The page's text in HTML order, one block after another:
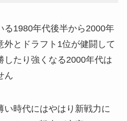
る1980年代後半から2000年
外とドラフト1位が健闘して
したり強くなる2000年代は
ん
い時代にはやはり新戦力に